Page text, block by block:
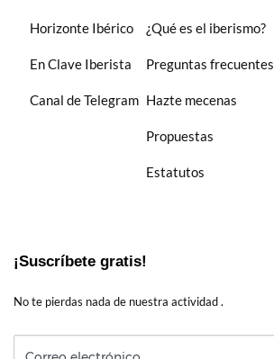
Horizonte Ibérico
En Clave Iberista
Canal de Telegram
¿Qué es el iberismo?
Preguntas frecuentes
Hazte mecenas
Propuestas
Estatutos
¡Suscríbete gratis!
No te pierdas nada de nuestra actividad .